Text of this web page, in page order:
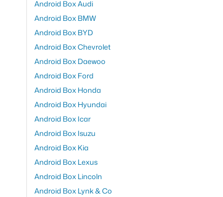
Android Box Audi
Android Box BMW
Android Box BYD
Android Box Chevrolet
Android Box Daewoo
Android Box Ford
Android Box Honda
Android Box Hyundai
Android Box Icar
Android Box Isuzu
Android Box Kia
Android Box Lexus
Android Box Lincoln
Android Box Lynk & Co